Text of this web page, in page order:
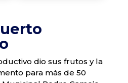
dio sus frutos y la
para más de 50